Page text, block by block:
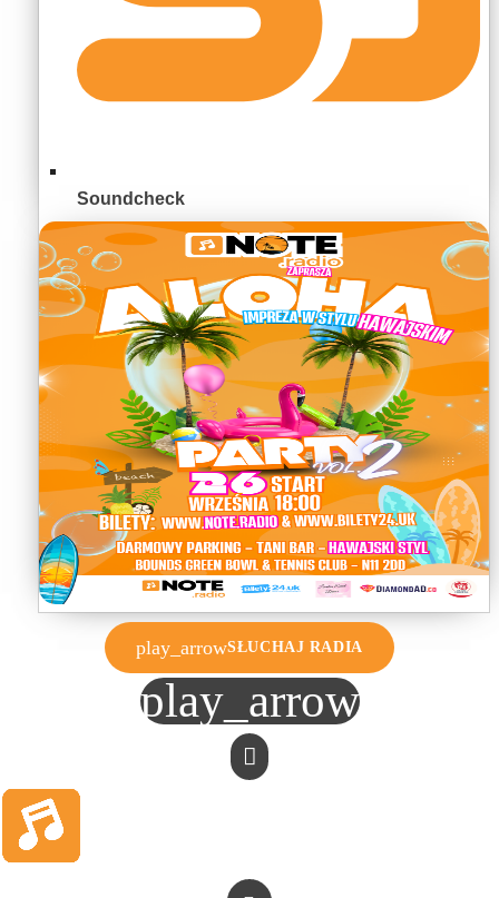
Soundcheck
play_arrowSŁUCHAJ RADIA
play_arrow